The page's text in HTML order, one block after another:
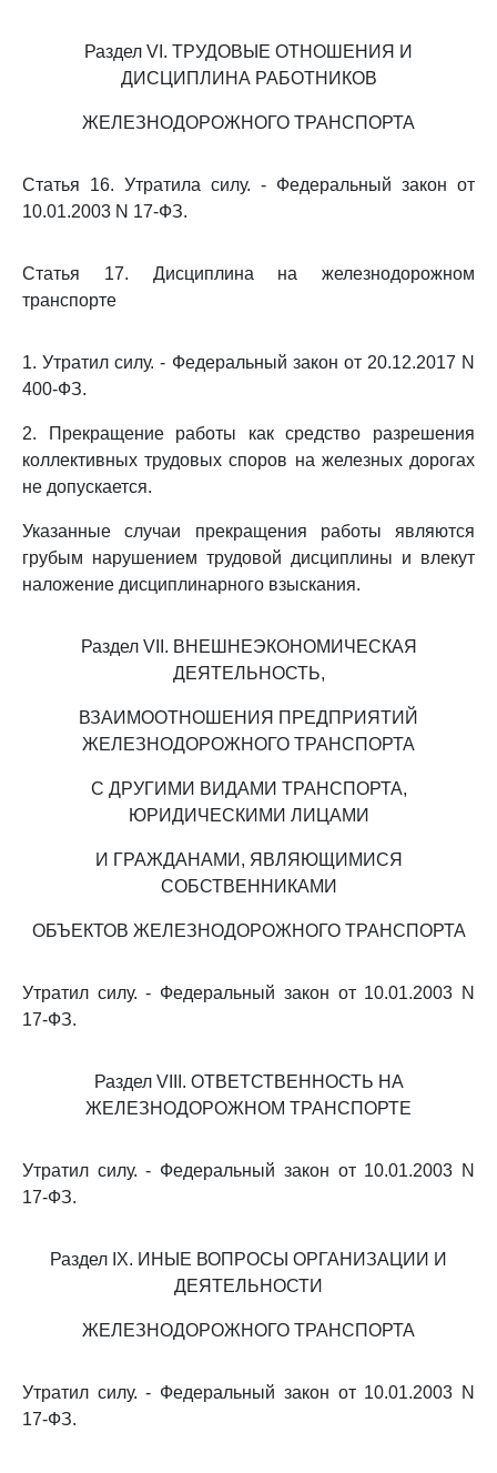
Раздел VI. ТРУДОВЫЕ ОТНОШЕНИЯ И
ДИСЦИПЛИНА РАБОТНИКОВ
ЖЕЛЕЗНОДОРОЖНОГО ТРАНСПОРТА
Статья 16. Утратила силу. - Федеральный закон от
10.01.2003 N 17-ФЗ.
Статья 17. Дисциплина на железнодорожном
транспорте
1. Утратил силу. - Федеральный закон от 20.12.2017 N
400-ФЗ.
2. Прекращение работы как средство разрешения
коллективных трудовых споров на железных дорогах
не допускается.
Указанные случаи прекращения работы являются
грубым нарушением трудовой дисциплины и влекут
наложение дисциплинарного взыскания.
Раздел VII. ВНЕШНЕЭКОНОМИЧЕСКАЯ
ДЕЯТЕЛЬНОСТЬ,
ВЗАИМООТНОШЕНИЯ ПРЕДПРИЯТИЙ
ЖЕЛЕЗНОДОРОЖНОГО ТРАНСПОРТА
С ДРУГИМИ ВИДАМИ ТРАНСПОРТА,
ЮРИДИЧЕСКИМИ ЛИЦАМИ
И ГРАЖДАНАМИ, ЯВЛЯЮЩИМИСЯ
СОБСТВЕННИКАМИ
ОБЪЕКТОВ ЖЕЛЕЗНОДОРОЖНОГО ТРАНСПОРТА
Утратил силу. - Федеральный закон от 10.01.2003 N
17-ФЗ.
Раздел VIII. ОТВЕТСТВЕННОСТЬ НА
ЖЕЛЕЗНОДОРОЖНОМ ТРАНСПОРТЕ
Утратил силу. - Федеральный закон от 10.01.2003 N
17-ФЗ.
Раздел IX. ИНЫЕ ВОПРОСЫ ОРГАНИЗАЦИИ И
ДЕЯТЕЛЬНОСТИ
ЖЕЛЕЗНОДОРОЖНОГО ТРАНСПОРТА
Утратил силу. - Федеральный закон от 10.01.2003 N
17-ФЗ.